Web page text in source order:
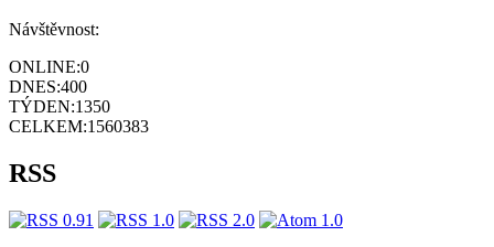
Návštěvnost:
ONLINE:0
DNES:400
TÝDEN:1350
CELKEM:1560383
RSS